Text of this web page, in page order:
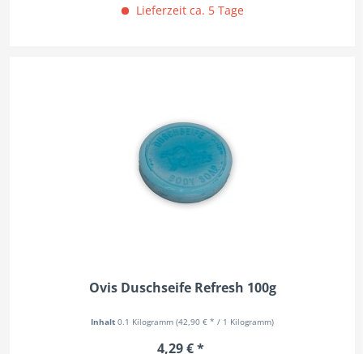
Lieferzeit ca. 5 Tage
Ovis Duschseife Refresh 100g
Inhalt0.1 Kilogramm(42,90 € * / 1 Kilogramm)
4,29 € *